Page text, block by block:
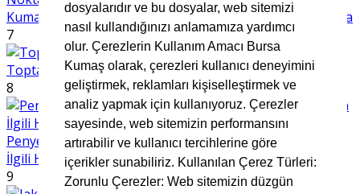
dosyalarıdır ve bu dosyalar, web sitemizi
nasıl kullandığınızı anlamamıza yardımcı
olur. Çerezlerin Kullanım Amacı Bursa
Kumaş olarak, çerezleri kullanıcı deneyimini
geliştirmek, reklamları kişiselleştirmek ve
analiz yapmak için kullanıyoruz. Çerezler
sayesinde, web sitemizin performansını
artırabilir ve kullanıcı tercihlerine göre
içerikler sunabiliriz. Kullanılan Çerez Türleri:
Zorunlu Çerezler: Web sitemizin düzgün
Kumaş Seçerken Dikkat Edilmesi Gereken 7 Önemli Nokta
7
Toptan Müslin Kumaş
8
Penye Kumaş Nedir? Kullanım Alanları ve Avantajlarıyla
İlgili Her Şey
9